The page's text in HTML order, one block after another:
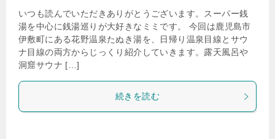
いつも読んでいただきありがとうございます。スーパー銭
湯を中心に銭湯巡りが大好きなミミです。 今回は鹿児島市
伊敷町にある花野温泉たぬき湯を、日帰り温泉目線とサウ
ナ目線の両方からじっくり紹介していきます。露天風呂や
洞窟サウナ […]
続きを読む